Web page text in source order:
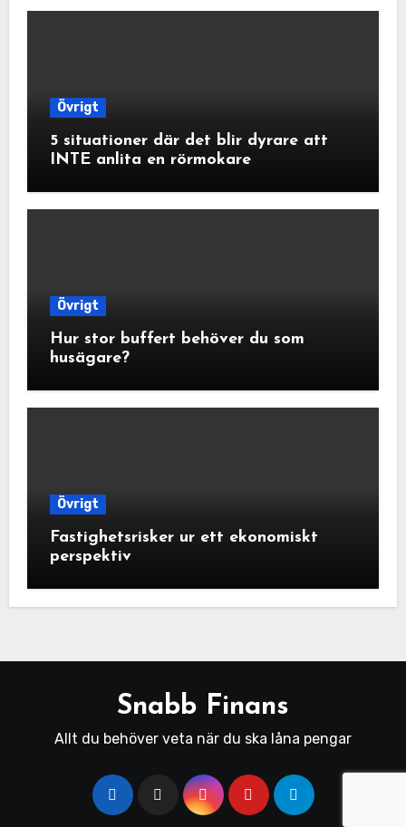
Övrigt
5 situationer där det blir dyrare att
INTE anlita en rörmokare
Övrigt
Hur stor buffert behöver du som
husägare?
Övrigt
Fastighetsrisker ur ett ekonomiskt
perspektiv
Snabb Finans
Allt du behöver veta när du ska låna pengar